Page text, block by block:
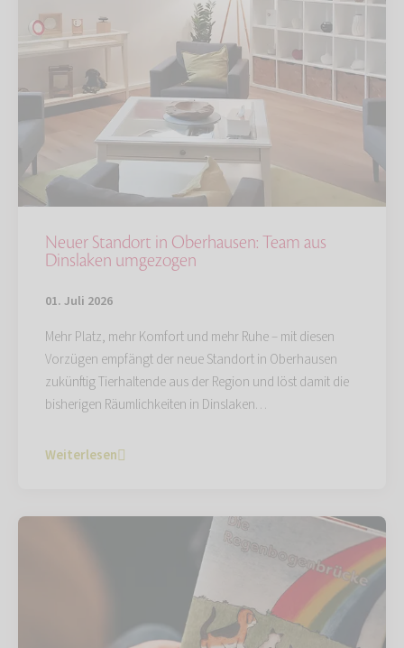
Neuer Standort in Oberhausen: Team aus
Dinslaken umgezogen
01. Juli 2026
Mehr Platz, mehr Komfort und mehr Ruhe – mit diesen
Vorzügen empfängt der neue Standort in Oberhausen
zukünftig Tierhaltende aus der Region und löst damit die
bisherigen Räumlichkeiten in Dinslaken…
Weiterlesen